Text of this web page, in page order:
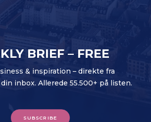
BRIEF – FREE
& inspiration – direkte fra
inbox. Allerede 55.500+ på listen.
SUBSCRIBE